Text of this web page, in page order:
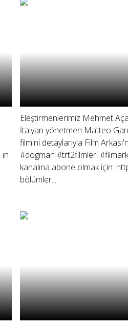
in
Eleştirmenlerimiz Mehmet
İtalyan yönetmen Matteo
filmini detaylarıyla Film
#dogman #trt2filmleri
kanalına abone olmak için:
bölümler...